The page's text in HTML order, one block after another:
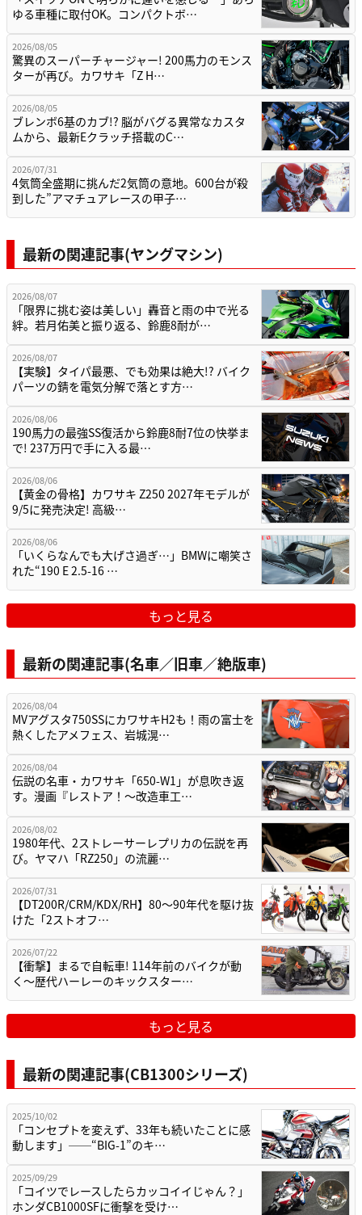
ゆる車種に取付OK。コンパクトボ…
2026/08/05
驚異のスーパーチャージャー! 200馬力のモンス
ターが再び。カワサキ「Z H…
2026/08/05
ブレンボ6基のカブ!? 脳がバグる異常なカスタ
ムから、最新Eクラッチ搭載のC…
2026/07/31
4気筒全盛期に挑んだ2気筒の意地。600台が殺
到した”アマチュアレースの甲子…
最新の関連記事(ヤングマシン)
2026/08/07
「限界に挑む姿は美しい」轟音と雨の中で光る
絆。若月佑美と振り返る、鈴鹿8耐が…
2026/08/07
【実験】タイパ最悪、でも効果は絶大!? バイク
パーツの錆を電気分解で落とす方…
2026/08/06
190馬力の最強SS復活から鈴鹿8耐7位の快挙ま
で! 237万円で手に入る最…
2026/08/06
【黄金の骨格】カワサキ Z250 2027年モデルが
9/5に発売決定! 高級…
2026/08/06
「いくらなんでも大げさ過ぎ…」BMWに嘲笑さ
れた“190 E 2.5-16 …
もっと見る
最新の関連記事(名車／旧車／絶版車)
2026/08/04
MVアグスタ750SSにカワサキH2も！雨の富士を
熱くしたアメフェス、岩城滉…
2026/08/04
伝説の名車・カワサキ「650-W1」が息吹き返
す。漫画『レストア！～改造車工…
2026/08/02
1980年代、2ストレーサーレプリカの伝説を再
び。ヤマハ「RZ250」の流麗…
2026/07/31
【DT200R/CRM/KDX/RH】80〜90年代を駆け抜
けた「2ストオフ…
2026/07/22
【衝撃】まるで自転車! 114年前のバイクが動
く〜歴代ハーレーのキックスター…
もっと見る
最新の関連記事(CB1300シリーズ)
2025/10/02
「コンセプトを変えず、33年も続いたことに感
動します」──“BIG-1”のキ…
2025/09/29
「コイツでレースしたらカッコイイじゃん？」
ホンダCB1000SFに衝撃を受け…